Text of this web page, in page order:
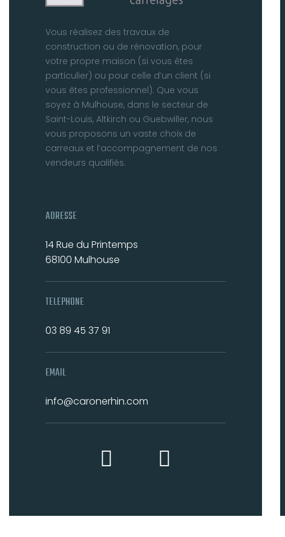
Vous réalisez des travaux de
construction ou de rénovation, pour
votre propre maison (si vous êtes
particulier) ou pour celle d’un client (si
vous êtes professionnel). Que vous
soyez à Mulhouse, dans le secteur de
Saint-Louis, Altkirch ou Guebwiller, nous
vous proposons un vaste choix de
carreaux et l’accompagnement de nos
vendeurs qualifiés.
ADRESSE
14 Rue du Printemps
68100 Mulhouse
TELEPHONE
03 89 45 37 91
EMAIL
info@caronerhin.com